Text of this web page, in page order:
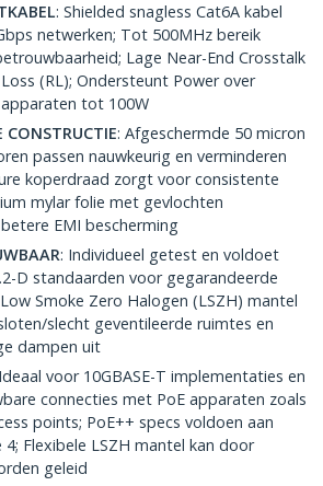
: Shielded snagless Cat6A kabel
netwerken; Tot 500MHz bereik
Lage Near-End Crosstalk
(RL); Ondersteunt Power over
tot 100W
CONSTRUCTIE: Afgeschermde 50 micron
passen nauwkeurig en verminderen
koperdraad zorgt voor consistente
mylar folie met gevlochten
EMI bescherming
: Individueel getest en voldoet
D standaarden voor gegarandeerde
Smoke Zero Halogen (LSZH) mantel
slecht geventileerde ruimtes en
dampen uit
voor 10GBASE-T implementaties en
connecties met PoE apparaten zoals
points; PoE++ specs voldoen aan
4; Flexibele LSZH mantel kan door
geleid